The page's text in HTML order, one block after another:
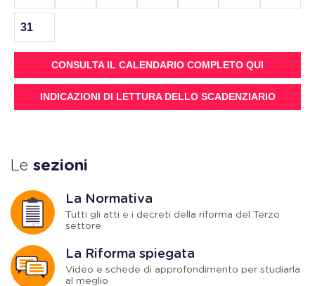
31
CONSULTA IL CALENDARIO COMPLETO QUI
INDICAZIONI DI LETTURA DELLO SCADENZIARIO
Le sezioni
La Normativa
Tutti gli atti e i decreti della riforma del Terzo
settore
La Riforma spiegata
Video e schede di approfondimento per studiarla
al meglio